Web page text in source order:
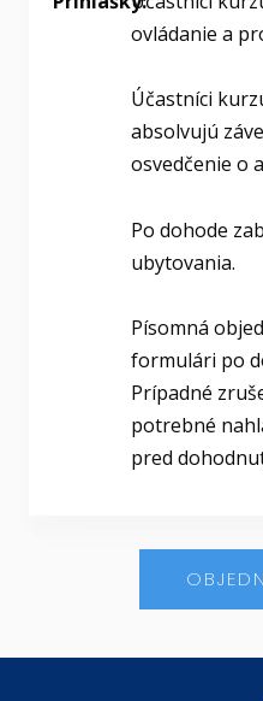
ovládanie a
Účastníci
absolvujú
osvedčenie o
Po dohode
ubytovania.
Písomná
formulári po
Prípadné
potrebné
pred